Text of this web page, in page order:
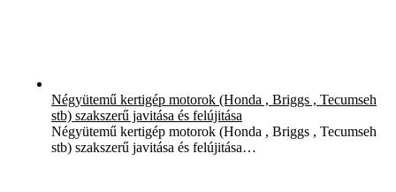
Négyütemű kertigép motorok (Honda , Briggs , Tecumseh
stb) szakszerű javitása és felújitása
Négyütemű kertigép motorok (Honda , Briggs , Tecumseh
stb) szakszerű javitása és felújitása…